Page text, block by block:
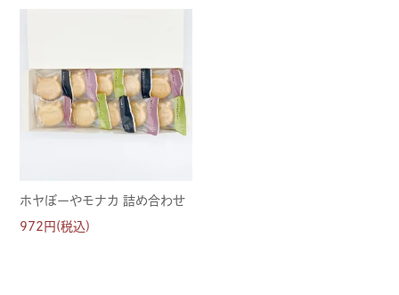
ホヤぼーやモナカ 詰め合わせ
972円(税込)